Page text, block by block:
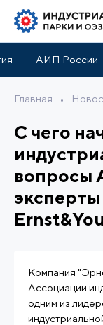
АИП России
Главная •
С чего
вопросы
Компания
Ассоциации
одним из